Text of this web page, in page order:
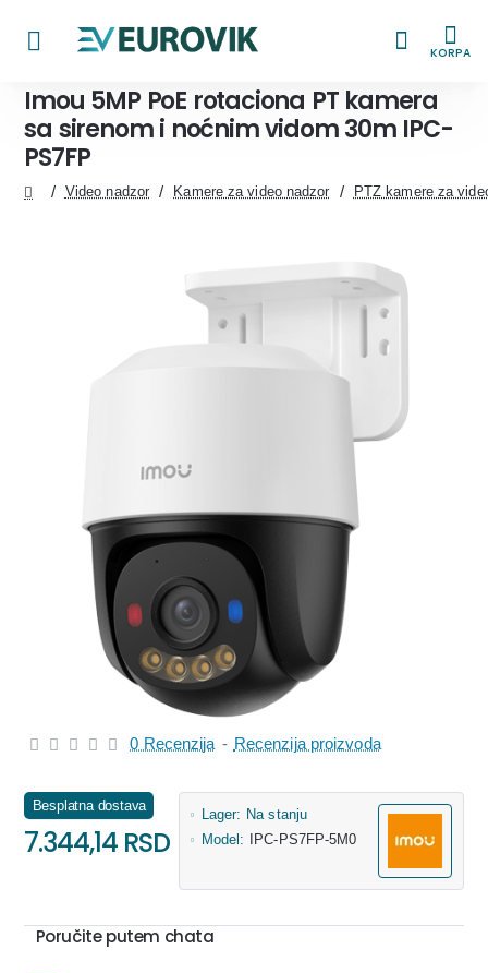
KORPA
Imou 5MP PoE rotaciona PT kamera
sa sirenom i noćnim vidom 30m IPC-
PS7FP
Video nadzor Kamere za video nadzor PTZ kamere za
0 Recenzija - Recenzija proizvoda
Besplatna dostava
7.344,14 RSD
Lager: Na stanju
Model:
IPC-PS7FP-5M0
Poručite putem chata